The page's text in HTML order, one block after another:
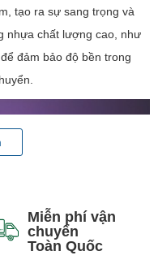
tạo ra sự sang trọng và
nhựa chất lượng cao, như
đảm bảo độ bền trong
Miễn phí vận
chuyển
Toàn Quốc